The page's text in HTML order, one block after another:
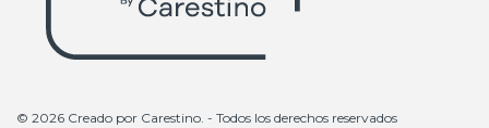
© 2026 Creado por Carestino. - Todos los derechos reservados